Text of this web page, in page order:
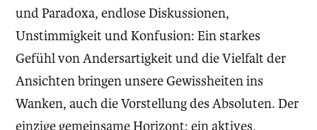
und Paradoxa, endlose Diskussionen,
Unstimmigkeit und Konfusion: Ein starkes
Gefühl von Andersartigkeit und die Vielfalt der
Ansichten bringen unsere Gewissheiten ins
Wanken, auch die Vorstellung des Absoluten. Der
einzige gemeinsame Horizont: ein aktives,